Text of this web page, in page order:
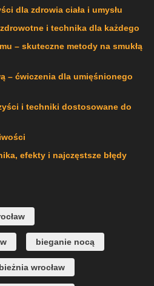
dla zdrowia ciała i umysłu
i technika dla każdego
– skuteczne metody na smukłą
– ćwiczenia dla umięśnionego
i techniki dostosowane do
efekty i najczęstsze błędy
bieganie nocą
bieżnia wrocław